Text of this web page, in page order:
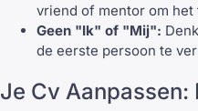
vriend of mentor om het
Geen "Ik" of "Mij":
de eerste persoon te
Je Cv Aanpassen: